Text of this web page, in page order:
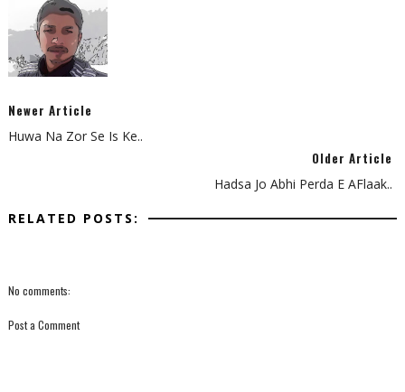
Newer Article
Huwa Na Zor Se Is Ke..
Older Article
Hadsa Jo Abhi Perda E AFlaak..
RELATED POSTS:
No comments:
Post a Comment